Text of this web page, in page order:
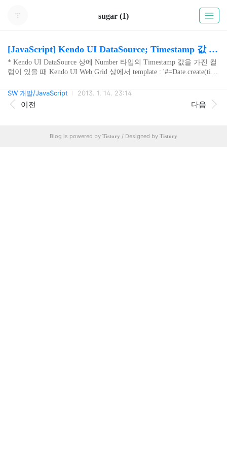
sugar (1)
[JavaScript] Kendo UI DataSource; Timestamp 값 문자열로 변환 출력하기
* Kendo UI DataSource 상에 Number 타입의 Timestamp 값을 가진 컬
럼이 있을 때 Kendo UI Web Grid 상에서 template : '#=Date.create(time
능한 날짜로 변환하여 출력할 수 있지만 Timestamp 값이 null 값을
가질 경우 현재날짜를 출력하는 문제가 있다. 아래와 같이 메써드를
작성하여 해결했다. function timeStampToString(timeStamp) { if (time
SW 개발/JavaScript 2013. 1. 14. 23:14
이전 다음
Blog is powered by Tistory / Designed by Tistory